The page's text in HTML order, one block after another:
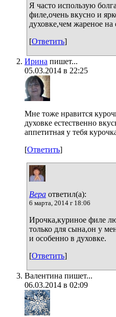
Я часто использую
филе,очень вкусно и
духовке,чем жареное на
[Ответить]
Ирина пишет...
05.03.2014 в 22:25
Мне тоже нравится
духовке естественно
аппетитная у тебя
[Ответить]
Вера ответил(а):
6 марта, 2014 г 18:06
Ирочка,куриное филе
только для сына,он у
и особенно в духовке.
[Ответить]
Валентина пишет...
06.03.2014 в 02:09